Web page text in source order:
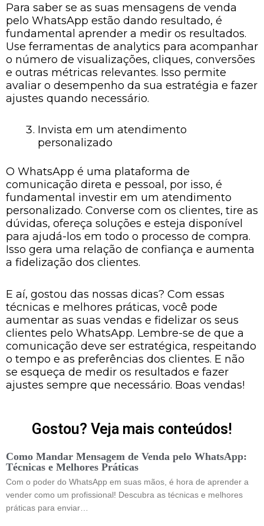
Para saber se as suas mensagens de venda
pelo WhatsApp estão dando resultado, é
fundamental aprender a medir os resultados.
Use ferramentas de analytics para acompanhar
o número de visualizações, cliques, conversões
e outras métricas relevantes. Isso permite
avaliar o desempenho da sua estratégia e fazer
ajustes quando necessário.
Invista em um atendimento
personalizado
O WhatsApp é uma plataforma de
comunicação direta e pessoal, por isso, é
fundamental investir em um atendimento
personalizado. Converse com os clientes, tire as
dúvidas, ofereça soluções e esteja disponível
para ajudá-los em todo o processo de compra.
Isso gera uma relação de confiança e aumenta
a fidelização dos clientes.
E aí, gostou das nossas dicas? Com essas
técnicas e melhores práticas, você pode
aumentar as suas vendas e fidelizar os seus
clientes pelo WhatsApp. Lembre-se de que a
comunicação deve ser estratégica, respeitando
o tempo e as preferências dos clientes. E não
se esqueça de medir os resultados e fazer
ajustes sempre que necessário. Boas vendas!
Gostou? Veja mais conteúdos!
Como Mandar Mensagem de Venda pelo WhatsApp:
Técnicas e Melhores Práticas
Com o poder do WhatsApp em suas mãos, é hora de aprender a
vender como um profissional! Descubra as técnicas e melhores
práticas para enviar…